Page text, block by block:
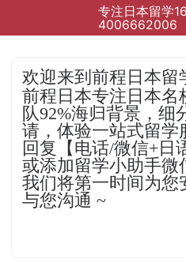
专注日本留学
4006662006
欢迎来到前程日本留
前程日本专注日本名
队92%海归背景，细
请，体验一站式留学
回复【电话/微信+日
或添加留学小助手微
我们将第一时间为您
与您沟通 ~